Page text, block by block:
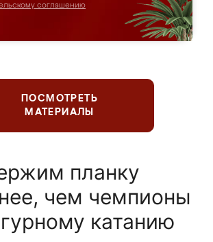
соглашению
ПОСМОТРЕТЬ
МАТЕРИАЛЫ
планку
чем чемпионы
катанию